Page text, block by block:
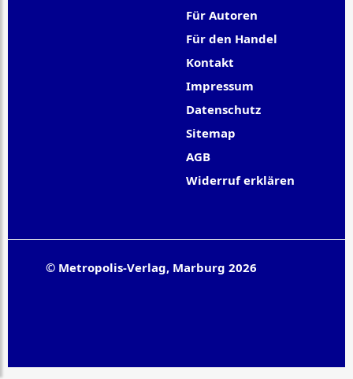
Für Autoren
Für den Handel
Kontakt
Impressum
Datenschutz
Sitemap
AGB
Widerruf erklären
© Metropolis-Verlag, Marburg 2026